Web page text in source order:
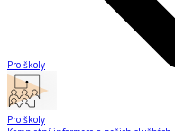
Pro školy
Pro školy